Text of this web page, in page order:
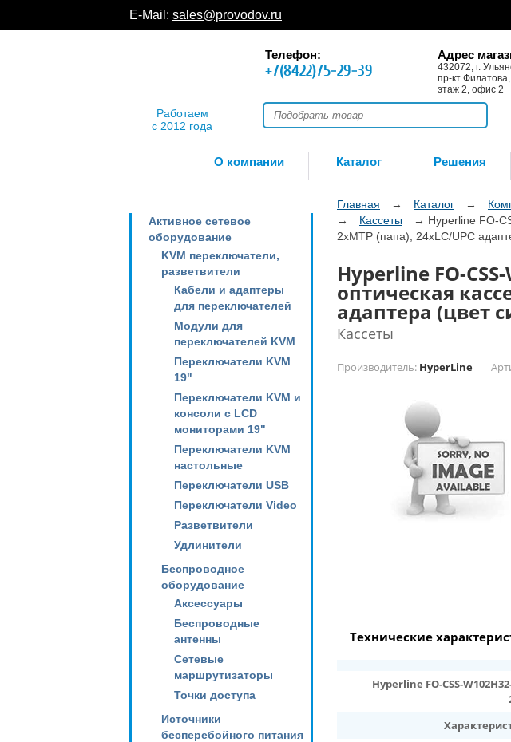
E-Mail: sales@provodov.ru
Работаем
с 2012 года
Телефон:
+7(8422)75-29-39
Адрес
432072, г.
пр-кт
этаж 2, офис 2
О компании Каталог Решения
Активное сетевое
оборудование
KVM переключатели,
разветвители
Кабели и адаптеры
для переключателей
Модули для
переключателей KVM
Переключатели KVM
19"
Переключатели KVM и
консоли с LCD
мониторами 19"
Переключатели KVM
настольные
Переключатели USB
Переключатели Video
Разветвители
Удлинители
Беспроводное
оборудование
Аксессуары
Беспроводные
антенны
Сетевые
маршрутизаторы
Точки доступа
Источники
бесперебойного питания
Главная → Каталог →
→
Кассеты → Hyperline FO-
2xMTP (папа), 24xLC/UPC
Hyperline FO-
оптическая
адаптера (цвет
Кассеты
Производитель: HyperLine
Технические
Hyperline FO-CSS-